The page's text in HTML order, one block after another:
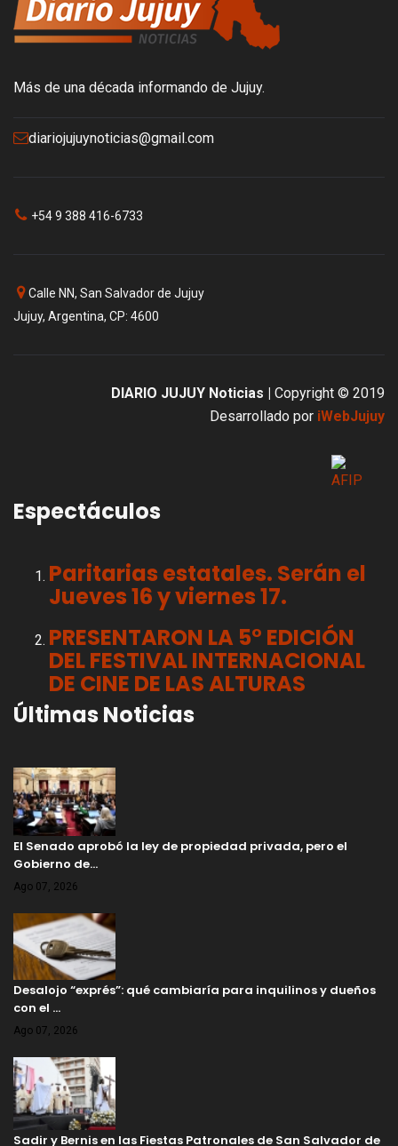
Más de una década informando de Jujuy.
diariojujuynoticias@gmail.com
+54 9 388 416-6733
Calle NN, San Salvador de Jujuy
Jujuy, Argentina, CP: 4600
DIARIO JUJUY Noticias | Copyright © 2019
Desarrollado por iWebJujuy
Espectáculos
Paritarias estatales. Serán el
Jueves 16 y viernes 17.
PRESENTARON LA 5° EDICIÓN
DEL FESTIVAL INTERNACIONAL
DE CINE DE LAS ALTURAS
Últimas Noticias
El Senado aprobó la ley de propiedad privada, pero el
Gobierno de…
Ago 07, 2026
Desalojo “exprés”: qué cambiaría para inquilinos y dueños
con el …
Ago 07, 2026
Sadir y Bernis en las Fiestas Patronales de San Salvador de